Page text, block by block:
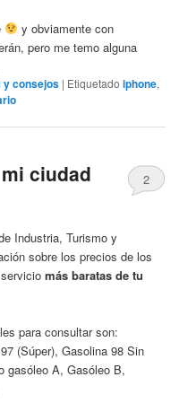
y obviamente con
pero me temo alguna
y consejos | Etiquetado iphone,
ciudad 2
Industria, Turismo y
sobre los precios de los
serviciomás baratas de tu
para consultar son:
(Súper), Gasolina 98 Sin
gasóleo A, Gasóleo B,